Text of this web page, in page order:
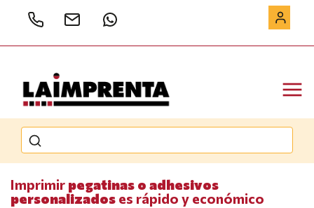
Imprimir pegatinas o adhesivos
personalizados es rápido y económico